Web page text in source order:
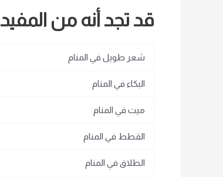
قد تجد أنه من المفيد
شعر طويل في المنام
البكاء في المنام
ميت في المنام
القطط في المنام
الطلاق في المنام